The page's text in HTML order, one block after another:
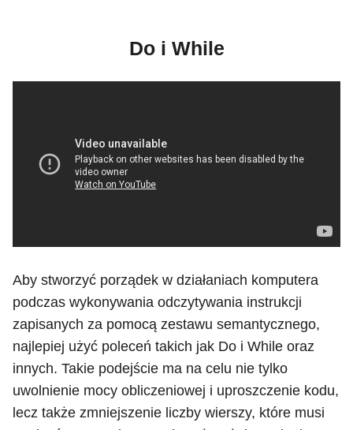
Do i While
Aby stworzyć porządek w działaniach komputera
podczas wykonywania odczytywania instrukcji
zapisanych za pomocą zestawu semantycznego,
najlepiej użyć poleceń takich jak Do i While oraz
innych. Takie podejście ma na celu nie tylko
uwolnienie mocy obliczeniowej i uproszczenie kodu,
lecz także zmniejszenie liczby wierszy, które musi